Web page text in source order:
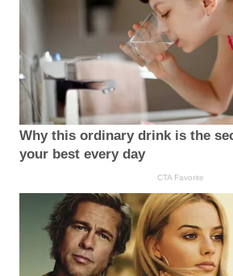
Why this ordinary drink is the
your best every day
CTA Favorite